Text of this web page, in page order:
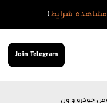
مشاهده شرایط)
Join Telegram